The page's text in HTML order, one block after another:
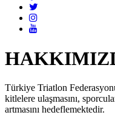
Türkiye Triatlon
kitlelere ulaşmasını,
artmasını hedeflemektedir.